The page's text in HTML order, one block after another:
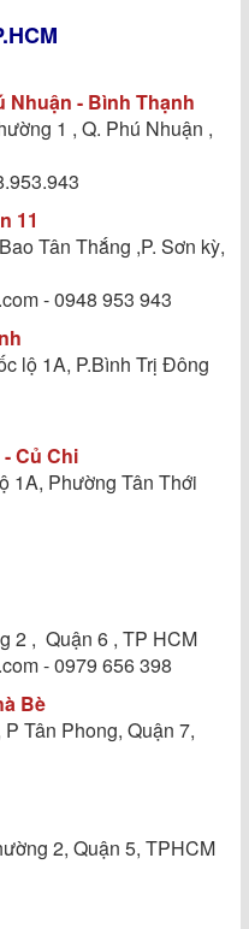
Nhuận - Bình Thạnh
1 , Q. Phú Nhuận ,
11
Tân Thắng ,P. Sơn kỳ,
- 0948 953 943
lộ 1A, P.Bình Trị Đông
Củ Chi
1A, Phường Tân Thới
2 , Quận 6 , TP HCM
- 0979 656 398
Bè
Tân Phong, Quận 7,
2, Quận 5, TPHCM